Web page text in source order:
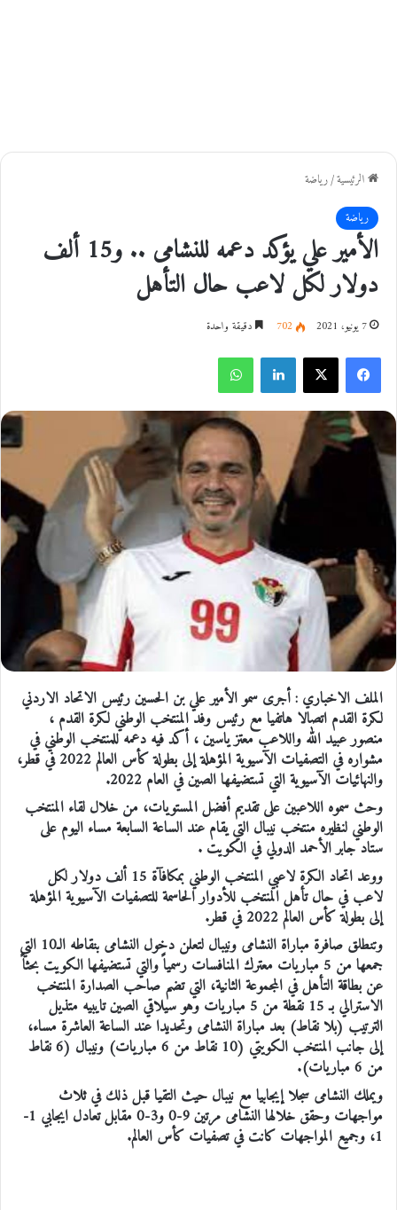
الرئيسية/رياضة
رياضة
الأمير علي يؤكد دعمه للنشامى .. و15 ألف
دولار لكل لاعب حال التأهل
7 يونيو، 2021 702 دقيقة واحدة
فيسبوك
الملف الاخباري : أجرى سمو الأمير علي بن الحسين رئيس الاتحاد الاردني
لكرة القدم اتصالا هاتفيا مع رئيس وفد المنتخب الوطني لكرة القدم ،
منصور عبيد الله واللاعب معتز ياسين ، أكد فيه دعمه للمنتخب الوطني في
مشواره في التصفيات الآسيوية المؤهلة إلى بطولة كأس العالم 2022 في قطر،
والنهائيات الآسيوية التي تستضيفها الصين في العام 2022.
وحث سموه اللاعبين على تقديم أفضل المستويات، من خلال لقاء المنتخب
الوطني لنظيره منتخب نيبال التي يقام عند الساعة السابعة مساء اليوم على
ستاد جابر الأحمد الدولي في الكويت .
ووعد اتحاد الكرة لاعبي المنتخب الوطني بمكافآة 15 ألف دولار لكل
لاعب في حال تأهل المنتخب للأدوار الحاسمة للتصفيات الآسيوية المؤهلة
إلى بطولة كأس العالم 2022 في قطر.
وتنطلق صافرة مباراة النشامى ونيبال لتعلن دخول النشامى بنقاطه الـ10 التي
جمعها من 5 مباريات معترك المنافسات رسمياً والتي تستضيفها الكويت بحثاً
عن بطاقة التأهل في المجموعة الثانية، التي تضم صاحب الصدارة المنتخب
الاسترالي بـ 15 نقطة من 5 مباريات وهو سيلاقي الصين تايبيه متذيل
الترتيب (بلا نقاط) بعد مباراة النشامى وتحديدا عند الساعة العاشرة مساء،
إلى جانب المنتخب الكويتي (10 نقاط من 6 مباريات) ونيبال (6 نقاط
من 6 مباريات).
ويملك النشامى سجلا إيجابيا مع نيبال حيث التقيا قبل ذلك في ثلاث
مواجهات وحقق خلالها النشامى مرتين 9-0 و3-0 مقابل تعادل ايجابي 1-
1، وجميع المواجهات كانت في تصفيات كأس العالم.